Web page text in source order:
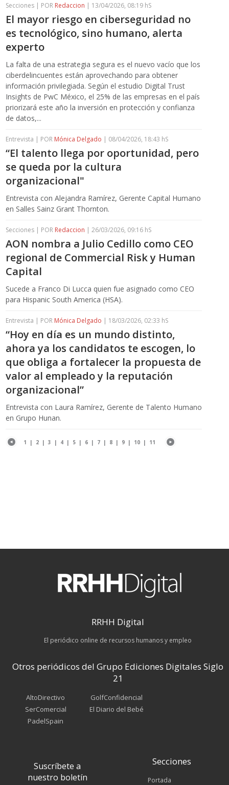
Secciones | POR Redaccion | 13/04/2026, 08:19 hS
El mayor riesgo en ciberseguridad no
es tecnológico, sino humano, alerta
experto
La falta de una estrategia segura es el nuevo vacío que los
ciberdelincuentes están aprovechando para obtener
información privilegiada. Según el estudio Digital Trust
Insights de PwC México, el 25% de las empresas en el país
priorizará este año la inversión en protección y confianza
de datos,...
Entrevista | POR Mónica Delgado | 08/04/2026, 18:43 hS
“El talento llega por oportunidad, pero
se queda por la cultura
organizacional"
Entrevista con Alejandra Ramírez, Gerente Capital Humano
en Salles Sainz Grant Thornton.
Secciones | POR Redaccion | 26/03/2026, 09:16 hS
AON nombra a Julio Cedillo como CEO
regional de Commercial Risk y Human
Capital
Sucede a Franco Di Lucca quien fue asignado como CEO
para Hispanic South America (HSA).
Entrevista | POR Mónica Delgado | 18/03/2026, 02:33 hS
“Hoy en día es un mundo distinto,
ahora ya los candidatos te escogen, lo
que obliga a fortalecer la propuesta de
valor al empleado y la reputación
organizacional”
Entrevista con Laura Ramírez, Gerente de Talento Humano
en Grupo Hunan.
1 | 2 |3 | 4 | 5 | 6 | 7 | 8 | 9 | 10 | 11
RRHH Digital
El periódico online de recursos humanos y empleo
Otros periódicos del Grupo Ediciones Digitales Siglo
21
AltoDirectivo
SerComercial
PadelSpain
GolfConfidencial
El Diario del Bebé
Suscríbete a
nuestro boletín
Secciones
Portada